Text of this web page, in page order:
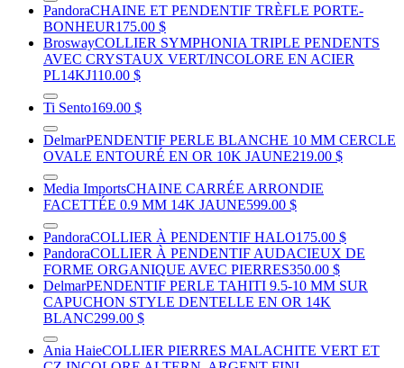
PandoraCHAINE ET PENDENTIF TRÈFLE PORTE-
BONHEUR175.00 $
BroswayCOLLIER SYMPHONIA TRIPLE PENDENTS
AVEC CRYSTAUX VERT/INCOLORE EN ACIER
PL14KJ110.00 $
Ti Sento169.00 $
DelmarPENDENTIF PERLE BLANCHE 10 MM CERCLE
OVALE ENTOURÉ EN OR 10K JAUNE219.00 $
Media ImportsCHAINE CARRÉE ARRONDIE
FACETTÉE 0.9 MM 14K JAUNE599.00 $
PandoraCOLLIER À PENDENTIF HALO175.00 $
PandoraCOLLIER À PENDENTIF AUDACIEUX DE
FORME ORGANIQUE AVEC PIERRES350.00 $
DelmarPENDENTIF PERLE TAHITI 9.5-10 MM SUR
CAPUCHON STYLE DENTELLE EN OR 14K
BLANC299.00 $
Ania HaieCOLLIER PIERRES MALACHITE VERT ET